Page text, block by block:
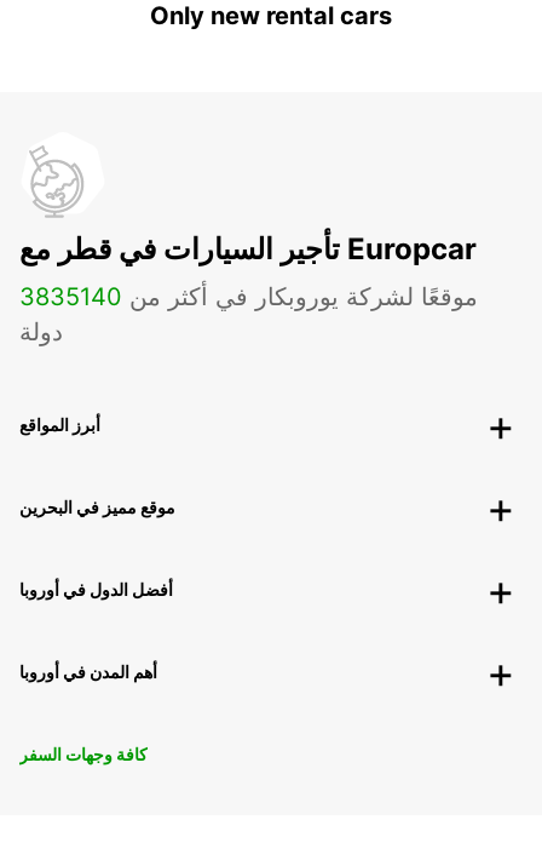
Only new rental cars
تأجير السيارات في قطر مع Europcar
3835 موقعًا لشركة يوروبكار في أكثر من 140
دولة
أبرز المواقع
موقع مميز في البحرين
أفضل الدول في أوروبا
أهم المدن في أوروبا
كافة وجهات السفر